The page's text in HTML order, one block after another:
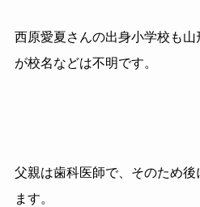
西原愛夏さんの出身小学校も
が校名などは不明です。
父親は歯科医師で、そのため
ます。